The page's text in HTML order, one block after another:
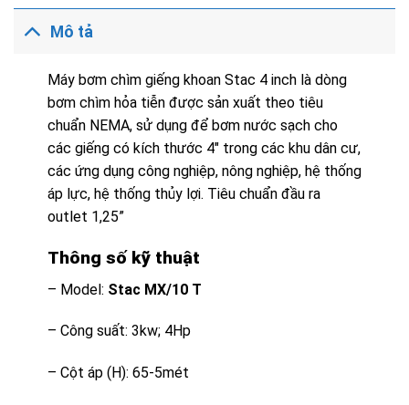
Mô tả
Máy bơm chìm giếng khoan Stac 4 inch là dòng
bơm chìm hỏa tiễn được sản xuất theo tiêu
chuẩn NEMA, sử dụng để bơm nước sạch cho
các giếng có kích thước 4″ trong các khu dân cư,
các ứng dụng công nghiệp, nông nghiệp, hệ thống
áp lực, hệ thống thủy lợi. Tiêu chuẩn đầu ra
outlet 1,25”
Thông số kỹ thuật
– Model: Stac MX/10 T
– Công suất: 3kw; 4Hp
– Cột áp (H): 65-5mét